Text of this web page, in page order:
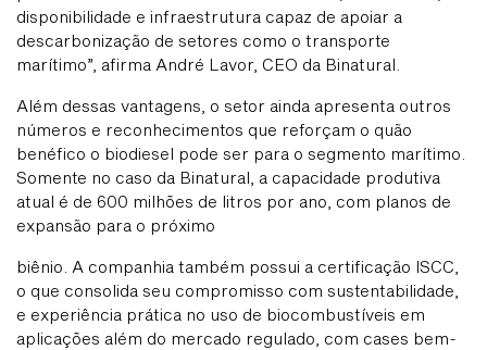
disponibilidade e infraestrutura capaz de apoiar a
descarbonização de setores como o transporte
marítimo”, afirma André Lavor, CEO da Binatural.
Além dessas vantagens, o setor ainda apresenta outros
números e reconhecimentos que reforçam o quão
benéfico o biodiesel pode ser para o segmento marítimo.
Somente no caso da Binatural, a capacidade produtiva
atual é de 600 milhões de litros por ano, com planos de
expansão para o próximo
biênio. A companhia também possui a certificação ISCC,
o que consolida seu compromisso com sustentabilidade,
e experiência prática no uso de biocombustíveis em
aplicações além do mercado regulado, com cases bem-